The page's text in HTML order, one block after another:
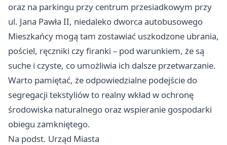
oraz na parkingu przy centrum przesiadkowym przy
ul. Jana Pawła II, niedaleko dworca autobusowego
Mieszkańcy mogą tam zostawiać uszkodzone ubrania,
pościel, ręczniki czy firanki – pod warunkiem, że są
suche i czyste, co umożliwia ich dalsze przetwarzanie.
Warto pamiętać, że odpowiedzialne podejście do
segregacji tekstyliów to realny wkład w ochronę
środowiska naturalnego oraz wspieranie gospodarki
obiegu zamkniętego.
Na podst. Urząd Miasta